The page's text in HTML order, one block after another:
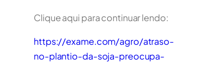
Clique aqui para continuar lendo:
https://exame.com/agro/atraso-
no-plantio-da-soja-preocupa-